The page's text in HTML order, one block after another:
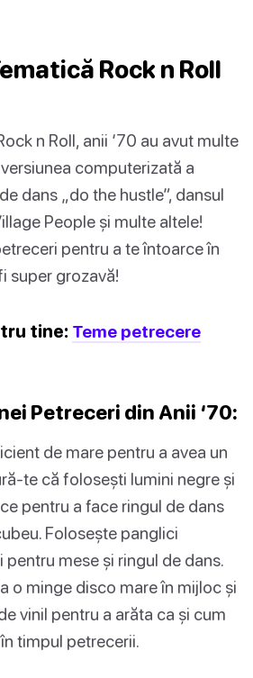
Rock n Roll
n Roll, anii ‘70 au avut multe
computerizată a
dans „do the hustle”, dansul
People și multe altele!
pentru a te întoarce în
super grozavă!
tine: Teme petrecere
Petreceri din Anii ‘70:
de mare pentru a avea un
te că folosești lumini negre și
pentru a face ringul de dans
Folosește panglici
mese și ringul de dans.
o minge disco mare în mijloc și
vinil pentru a arăta ca și cum
timpul petrecerii.